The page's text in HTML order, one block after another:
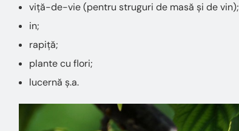
viță-de-vie (pentru struguri de masă și de vin);
in;
rapiță;
plante cu flori;
lucernă ș.a.